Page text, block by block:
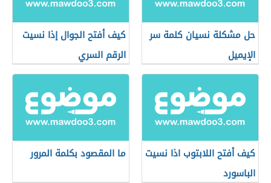
حل مشكلة نسيان كلمة سر
الإيميل
كيف أفتح الجوال إذا نسيت
الرقم السري
كيف أفتح اللابتوب اذا نسيت
الباسورد
ما المقصود بكلمة المرور